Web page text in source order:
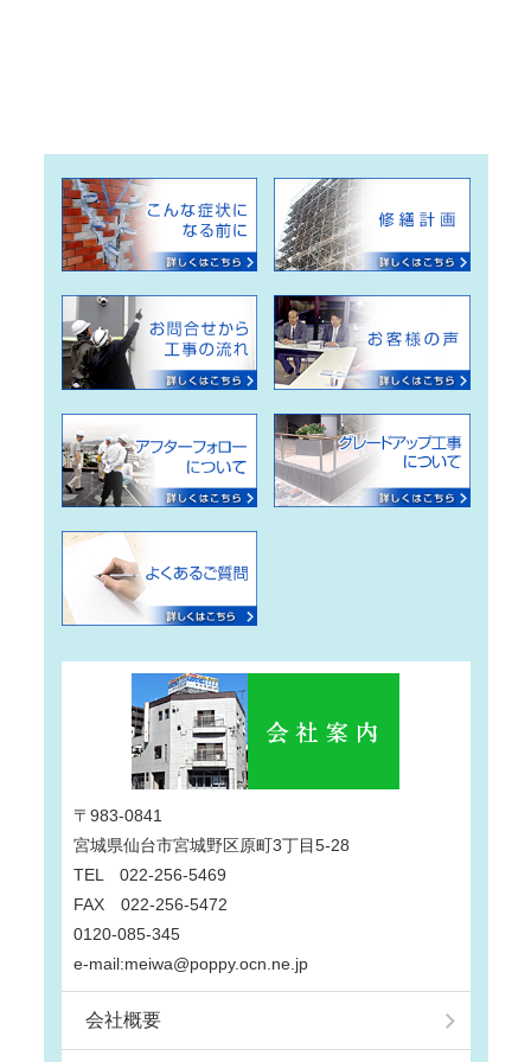
〒983-0841
宮城県仙台市宮城野区原町3丁目5-28
TEL 022-256-5469
FAX 022-256-5472
0120-085-345
e-mail:meiwa@poppy.ocn.ne.jp
会社概要